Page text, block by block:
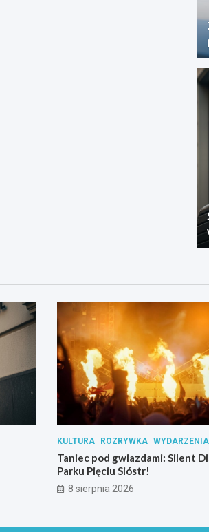
KULTURA ROZRYWKA WYDARZENIA
Taniec pod gwiazdami: Silent
Parku Pięciu Sióstr!
8 sierpnia 2026